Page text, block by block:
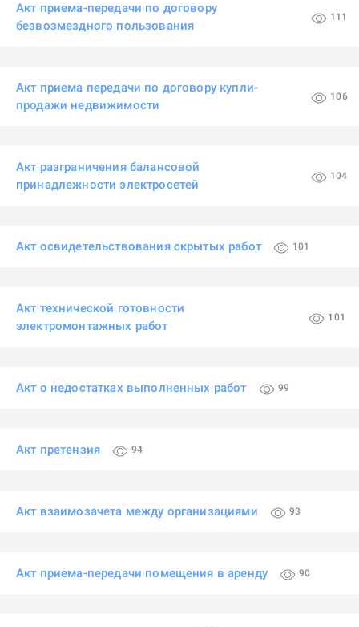
Акт приема-передачи по договору
безвозмездного пользования
111
Акт приема передачи по договору купли-
продажи недвижимости
106
Акт разграничения балансовой
принадлежности электросетей
104
Акт освидетельствования скрытых работ 101
Акт технической готовности
электромонтажных работ
101
Акт о недостатках выполненных работ 99
Акт претензия 94
Акт взаимозачета между организациями 93
Акт приема-передачи помещения в аренду 90